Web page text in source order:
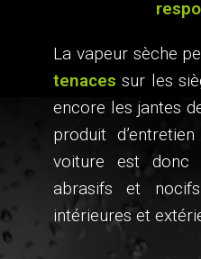
La vapeur sèche
tenaces sur les
encore les jantes
produit
voiture est donc
abrasifs et
intérieures et